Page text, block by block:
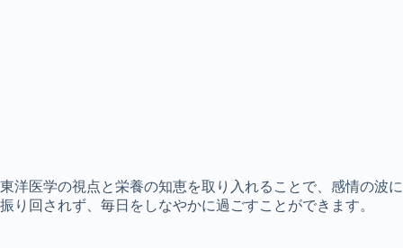
東洋医学の視点と栄養の知恵を取り入れることで、感情の波に
振り回されず、毎日をしなやかに過ごすことができます。